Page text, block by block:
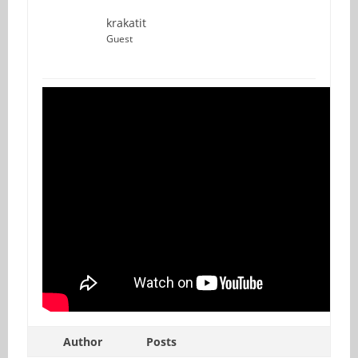
krakatit
Guest
Author Posts